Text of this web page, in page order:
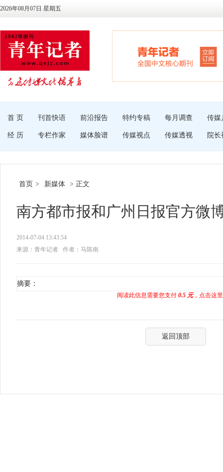
2026年08月07日 星期五
首 页 刊首快语 前沿报告 特约专稿 每月调查 传媒
经 历 专栏作家 媒体脸谱 传媒视点 传媒透视 院长
首页 > 新媒体 > 正文
南方都市报和广州日报官方微
2014-07-04 13:43:54
来源：青年记者
作者：马陈南
摘要：
阅读此信息需要您支付 0.5 元，点击这
返回顶部